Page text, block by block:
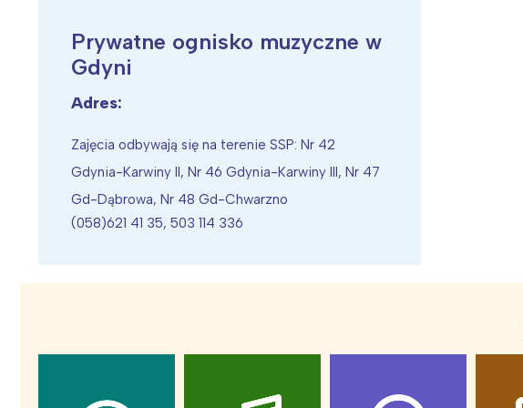
Wiosenny koncert ptaków na płocie
Prywatne ognisko muzyczne w
Gdyni
Adres:
Zajęcia odbywają się na terenie SSP: Nr 42
Gdynia-Karwiny II, Nr 46 Gdynia-Karwiny III, Nr 47
Gd-Dąbrowa, Nr 48 Gd-Chwarzno
(058)621 41 35, 503 114 336